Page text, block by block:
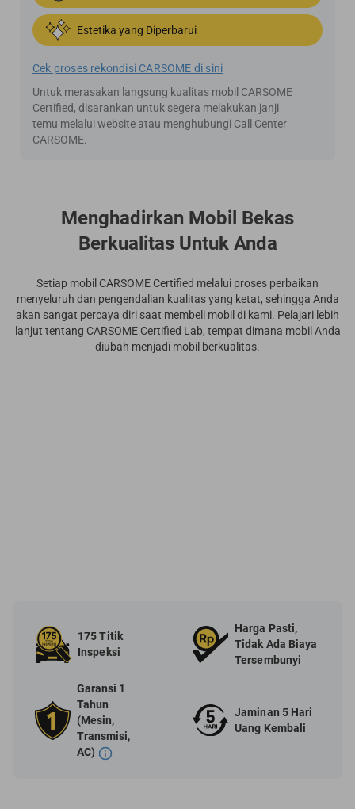
Estetika yang Diperbarui
Cek proses rekondisi CARSOME di sini
Untuk merasakan langsung kualitas mobil CARSOME
Certified, disarankan untuk segera melakukan janji
temu melalui website atau menghubungi Call Center
CARSOME.
Menghadirkan Mobil Bekas
Berkualitas Untuk Anda
Setiap mobil CARSOME Certified melalui proses perbaikan
menyeluruh dan pengendalian kualitas yang ketat, sehingga Anda
akan sangat percaya diri saat membeli mobil di kami. Pelajari lebih
lanjut tentang CARSOME Certified Lab, tempat dimana mobil Anda
diubah menjadi mobil berkualitas.
175 Titik
Inspeksi
Harga Pasti,
Tidak Ada Biaya
Tersembunyi
Garansi 1
Tahun
(Mesin,
Transmisi,
AC)
Jaminan 5 Hari
Uang Kembali